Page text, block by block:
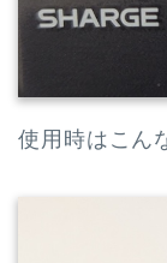
使用時はこん